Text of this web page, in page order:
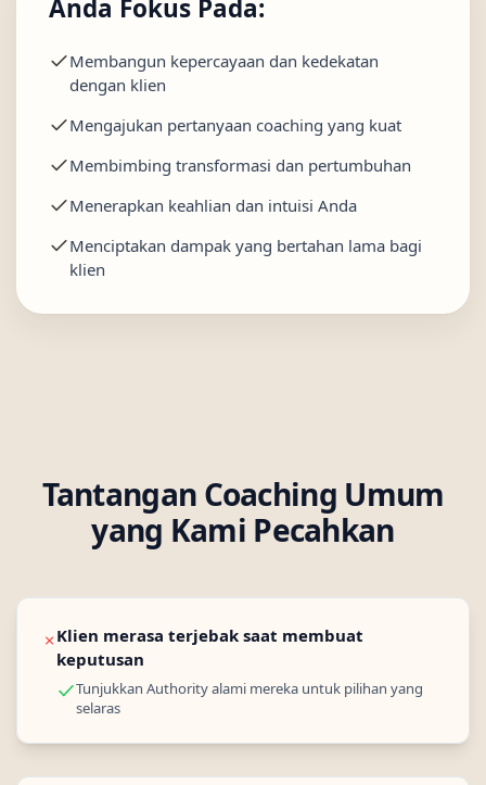
Anda Fokus Pada:
Membangun kepercayaan dan kedekatan
dengan klien
Mengajukan pertanyaan coaching yang kuat
Membimbing transformasi dan pertumbuhan
Menerapkan keahlian dan intuisi Anda
Menciptakan dampak yang bertahan lama bagi
klien
Tantangan Coaching Umum
yang Kami Pecahkan
✗ Klien merasa terjebak saat membuat
keputusan
Tunjukkan Authority alami mereka untuk pilihan yang
selaras